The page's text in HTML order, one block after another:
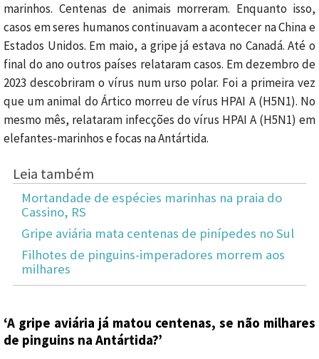
marinhos. Centenas de animais morreram. Enquanto isso,
casos em seres humanos continuavam a acontecer na China e
Estados Unidos. Em maio, a gripe já estava no Canadá. Até o
final do ano outros países relataram casos. Em dezembro de
2023 descobriram o vírus num urso polar. Foi a primeira vez
que um animal do Ártico morreu de vírus HPAI A (H5N1). No
mesmo mês, relataram infecções do vírus HPAI A (H5N1) em
elefantes-marinhos e focas na Antártida.
Leia também
Mortandade de espécies marinhas na praia do
Cassino, RS
Gripe aviária mata centenas de pinípedes no Sul
Filhotes de pinguins-imperadores morrem aos
milhares
‘A gripe aviária já matou centenas, se não milhares
de pinguins na Antártida?’